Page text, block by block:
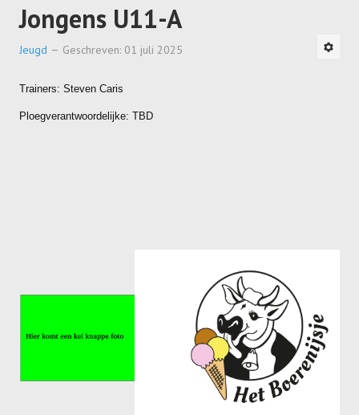
Jongens U11-A
Jeugd Geschreven: 01 juli 2025
Trainers: Steven Caris
Ploegverantwoordelijke: TBD